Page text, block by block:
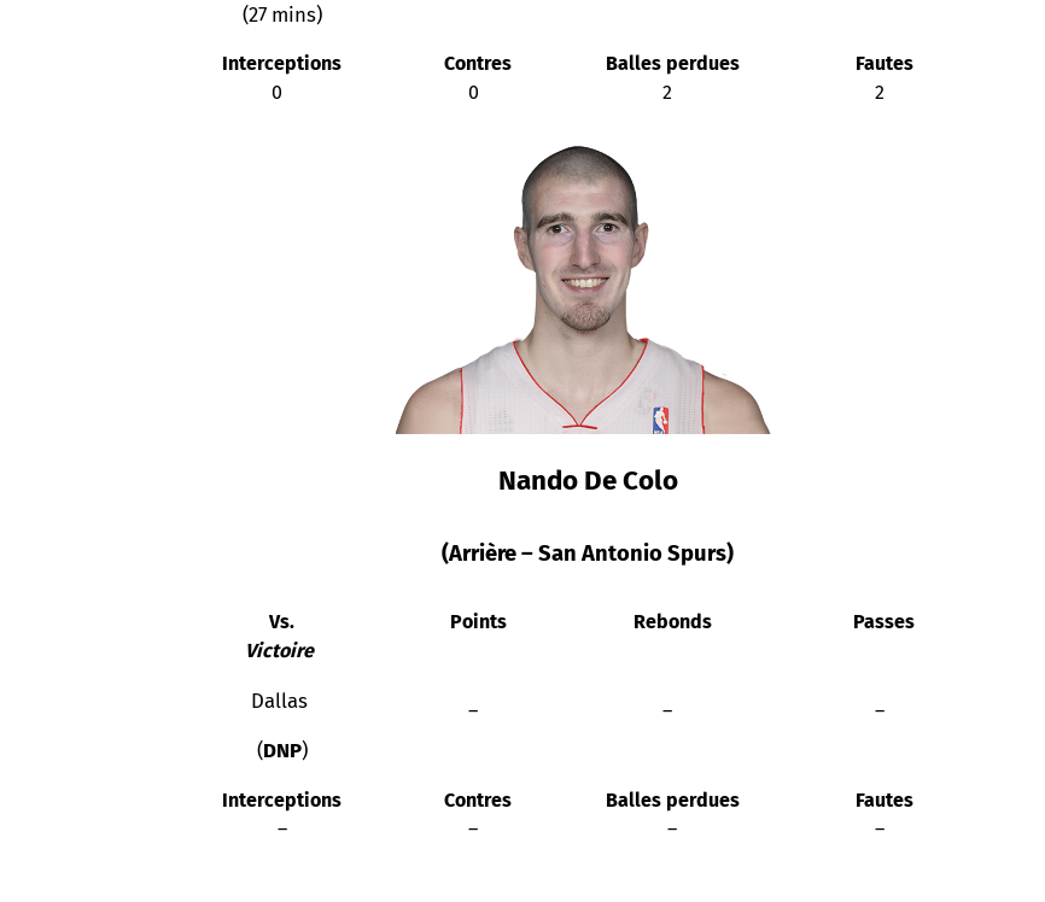
(27 mins)
Interceptions Contres Balles perdues
Fautes
0
0 2 2
Nando De Colo
(Arrière – San Antonio Spurs)
Vs. Points Rebonds
Passes
Victoire
Dallas
(DNP)
– – –
Interceptions Contres Balles perdues
Fautes
–
– – –